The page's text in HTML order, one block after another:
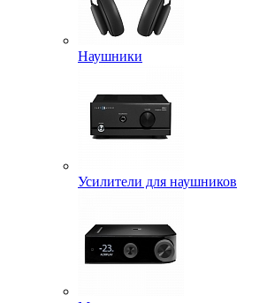
Наушники
Усилители для наушников